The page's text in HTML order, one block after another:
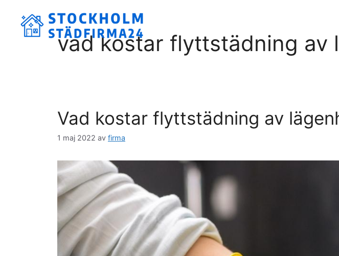
innehåll
vad kostar flyttstädning av
Vad kostar flyttstädning av
1 maj 2022 av firma